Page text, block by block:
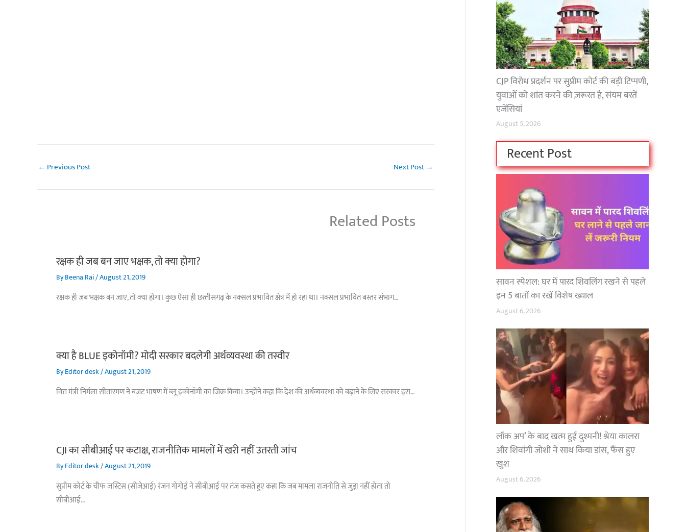
← Previous Post Next Post →
Related Posts
रक्षक ही जब बन जाए भक्षक, तो क्‍या होगा?
ByBeena Rai/August 21, 2019
रक्षक ही जब भक्षक बन जाए, तो क्‍या होगा। कुछ ऐसा ही छत्‍तीसगढ़ के नक्‍सल प्रभावित क्षेत्र में हो रहा था। नक्सल प्रभावित बस्तर संभाग…
क्या है BLUE इकोनॉमी? मोदी सरकार बदलेगी अर्थव्यवस्था की तस्वीर
ByEditor desk/August 21, 2019
वित्त मंत्री निर्मला सीतारमण ने बजट भाषण में ब्लू इकोनॉमी का जिक्र किया। उन्होंने कहा कि देश की अर्थव्यवस्था को बढ़ाने के लिए सरकार इस…
CJI का सीबीआई पर कटाक्ष, राजनीतिक मामलों में खरी नहीं उतरती जांच
ByEditor desk/August 21, 2019
सुप्रीम कोर्ट के चीफ जस्टिस (सीजेआई) रंजन गोगोई ने सीबीआई पर तंज कसते हुए कहा कि जब मामला राजनीति से जुड़ा नहीं होता तो
सीबीआई…
CJP विरोध प्रदर्शन पर सुप्रीम कोर्ट की बड़ी टिप्पणी,
युवाओं को शांत करने की ज़रूरत है, संयम बरतें
एजेंसियां
August 5, 2026
Recent Post
सावन स्पेशल: घर में पारद शिवलिंग रखने से पहले
इन 5 बातों का रखें विशेष ख्याल
August 6, 2026
लॉक अप’ के बाद खत्म हुई दुश्मनी! श्रेया कालरा
और शिवांगी जोशी ने साथ किया डांस, फैंस हुए
खुश
August 6, 2026